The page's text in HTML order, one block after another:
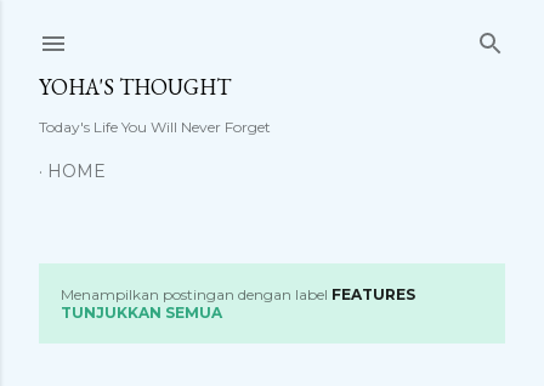
YOHA'S THOUGHT
Today's Life You Will Never Forget
HOME
Menampilkan postingan dengan label FEATURES
TUNJUKKAN SEMUA